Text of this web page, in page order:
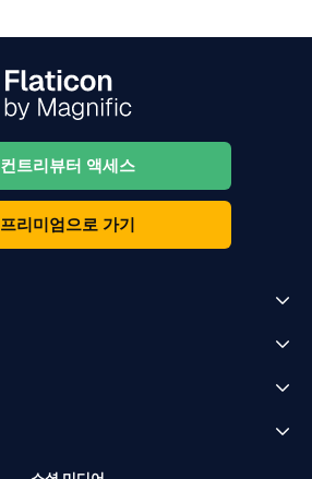
컨트리뷰터 액세스
프리미엄으로 가기